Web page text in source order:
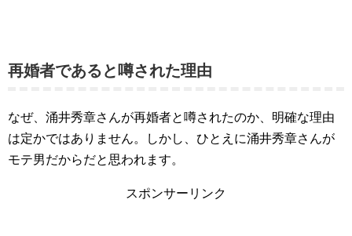
再婚者であると噂された理由
なぜ、涌井秀章さんが再婚者と噂されたのか、明確な理由
は定かではありません。しかし、ひとえに涌井秀章さんが
モテ男だからだと思われます。
スポンサーリンク